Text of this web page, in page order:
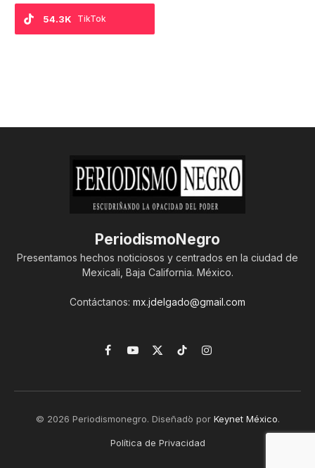
TikTok
54.3K
PeriodismoNegro
Presentamos hechos noticiosos y centrados en la ciudad de
Mexicali, Baja California. México.
Contáctanos: mx.jdelgado@gmail.com
Facebook
YouTube
X
TikTokInstagram
© 2026 Periodismonegro. Diseñado por Keynet México.
Política de Privacidad